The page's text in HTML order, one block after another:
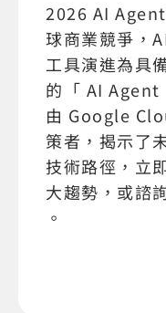
2026 AI
球商業競爭，
工具演進為具
的「 AI Agent
由 Google
策者，揭示了
技術路徑，立
大趨勢，或諮
。